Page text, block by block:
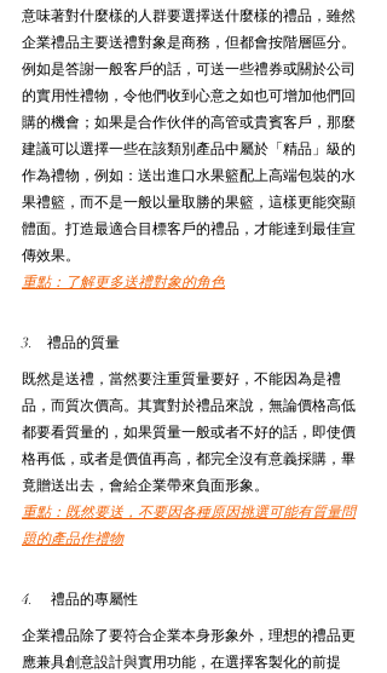
意味著對什麼樣的人群要選擇送什麼樣的禮品，雖然
企業禮品主要送禮對象是商務，但都會按階層區分。
例如是答謝一般客戶的話，可送一些禮券或關於公司
的實用性禮物，令他們收到心意之如也可增加他們回
購的機會；如果是合作伙伴的高管或貴賓客戶，那麼
建議可以選擇一些在該類別產品中屬於「精品」級的
作為禮物，例如：送出進口水果籃配上高端包裝的水
果禮籃，而不是一般以量取勝的果籃，這樣更能突顯
體面。打造最適合目標客戶的禮品，才能達到最佳宣
傳效果。
重點：了解更多送禮對象的角色
3.    禮品的質量
既然是送禮，當然要注重質量要好，不能因為是禮
品，而質次價高。其實對於禮品來說，無論價格高低
都要看質量的，如果質量一般或者不好的話，即使價
格再低，或者是價值再高，都完全沒有意義採購，畢
竟贈送出去，會給企業帶來負面形象。
重點：既然要送，不要因各種原因挑選可能有質量問
題的產品作禮物
4.     禮品的專屬性
企業禮品除了要符合企業本身形象外，理想的禮品更
應兼具創意設計與實用功能，在選擇客製化的前提